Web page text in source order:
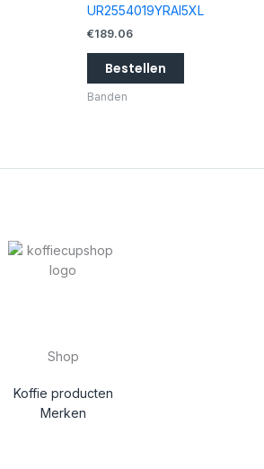
UR2554019YRAI5XL
€189.06
Bestellen
Banden
Shop
Koffie producten
Merken